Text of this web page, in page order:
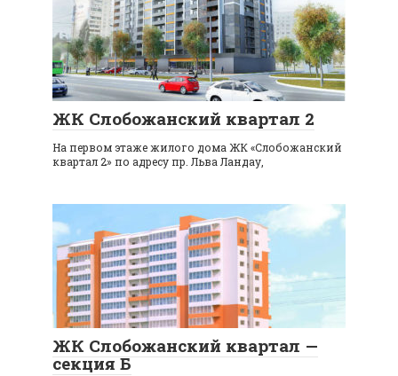
ЖК Слобожанский квартал 2
На первом этаже жилого дома ЖК «Слобожанский
квартал 2» по адресу пр. Льва Ландау,
ЖК Слобожанский квартал —
секция Б